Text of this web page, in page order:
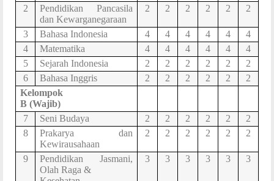
2
Pendidikan Pancasila
dan Kewarganegaraan
2 2 2 2 2 2
3 Bahasa Indonesia 4 4 4 4 4
4
4
Matematika 4 4 4 4 4
4
5
Sejarah Indonesia 2 2 2 2 2
2
6
Bahasa Inggris 2 2 2 2 2
2
Kelompok
B (Wajib)
7
Seni Budaya 2 2 2 2 2
2
8
Prakarya dan
Kewirausahaan
2 2 2 2 2 2
9
Pendidikan Jasmani,
Olah Raga &
3 3 3 3 3 3